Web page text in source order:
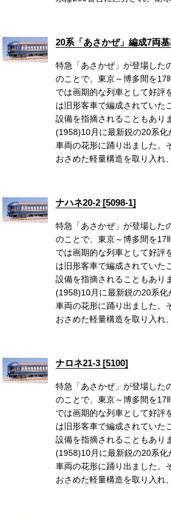
20系「あさかぜ」編成7両
特急「あさかぜ」が登場した
のことで、東京～博多間を17
では画期的な列車として好評
は旧形客車で編成されていた
設備を指摘されることもあり
(1958)10月に最新鋭の20系化
車両の花形に踊り出ました。
おさめた軽量構造を取り入れ
ナハネ20-2 [5098-1]
特急「あさかぜ」が登場した
のことで、東京～博多間を17
では画期的な列車として好評
は旧形客車で編成されていた
設備を指摘されることもあり
(1958)10月に最新鋭の20系化
車両の花形に踊り出ました。
おさめた軽量構造を取り入れ
ナロネ21-3 [5100]
特急「あさかぜ」が登場した
のことで、東京～博多間を17
では画期的な列車として好評
は旧形客車で編成されていた
設備を指摘されることもあり
(1958)10月に最新鋭の20系化
車両の花形に踊り出ました。
おさめた軽量構造を取り入れ